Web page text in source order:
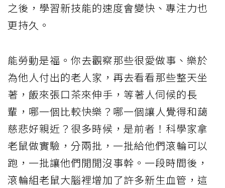
之後，學習新技能的速度會變快、專注力也
更持久。
能勞動是福。你去觀察那些很愛做事、樂於
為他人付出的老人家，再去看看那些整天坐
著，飯來張口茶來伸手，等著人伺候的長
輩，哪一個比較快樂？哪一個讓人覺得和藹
慈悲好親近？很多時候，是前者！科學家拿
老鼠做實驗，分兩批，一批給他們滾輪可以
跑，一批讓他們閒閒沒事幹。一段時間後，
滾輪組老鼠大腦裡增加了許多新生血管，這